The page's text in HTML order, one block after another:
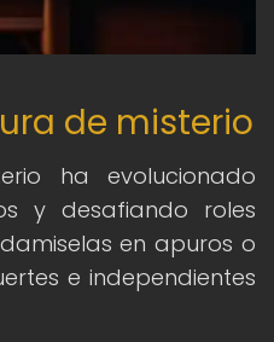
de misterio
ha evolucionado
y desafiando roles
en apuros o
e independientes